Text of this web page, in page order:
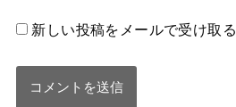
新しい投稿をメールで受け取る